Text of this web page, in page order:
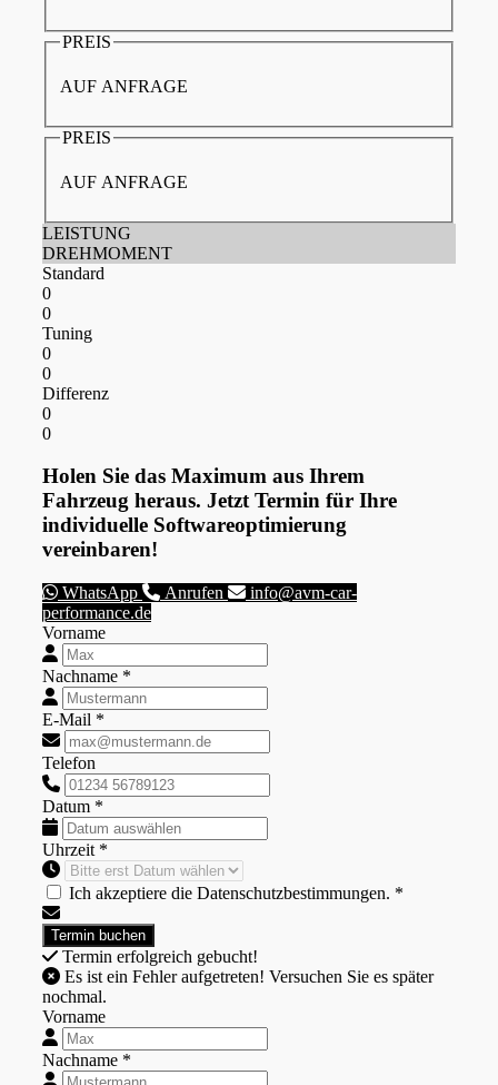
PREIS
AUF ANFRAGE
PREIS
AUF ANFRAGE
LEISTUNG
DREHMOMENT
Standard
0
0
Tuning
0
0
Differenz
0
0
Holen Sie das Maximum aus Ihrem
Fahrzeug heraus. Jetzt Termin für Ihre
individuelle Softwareoptimierung
vereinbaren!
WhatsApp Anrufen
info@avm-car-
performance.de
Vorname
Nachname *
E-Mail *
Telefon
Datum *
Uhrzeit *
Ich akzeptiere die Datenschutzbestimmungen. *
Termin erfolgreich gebucht!
nochmal.
Vorname
Nachname *